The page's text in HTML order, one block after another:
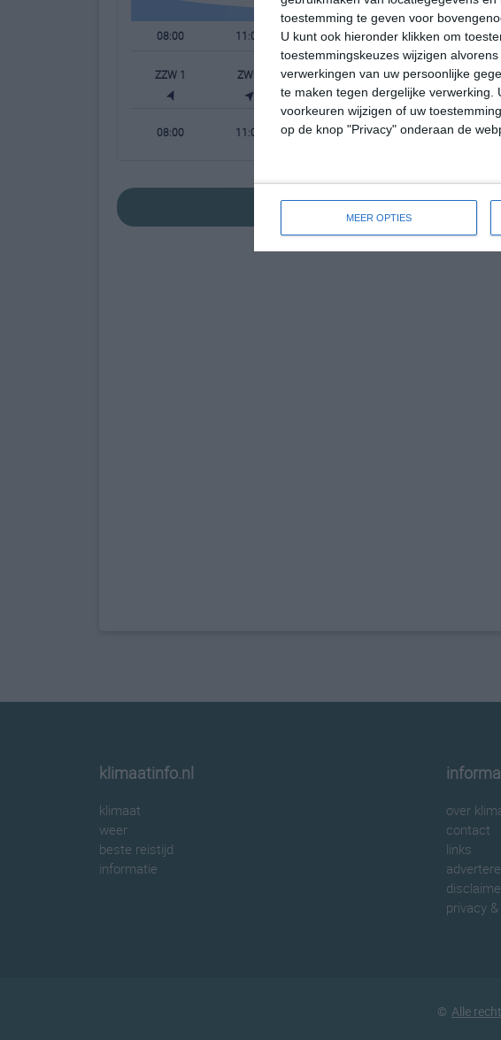
toestemming te geven voor
U kunt ook hieronder klikken om
toestemmingskeuzes wijzigen alvorens
verwerkingen van uw persoonlijke
te maken tegen dergelijke verwerking.
voorkeuren wijzigen of uw
op de knop "Privacy" onderaan de
MEER OPTIES
08:00 11:00 14:00 17:00 20:00
ZZW 1 ZW 1 WZW 2 WZW 1 ZW 0
08:00 11:00 14:00 17:00 20:00
bekijk de uitgebreide
klimaatinfo.nl
klimaat
weer
beste reistijd
informatie
over
contact
links
privacy
© Alle